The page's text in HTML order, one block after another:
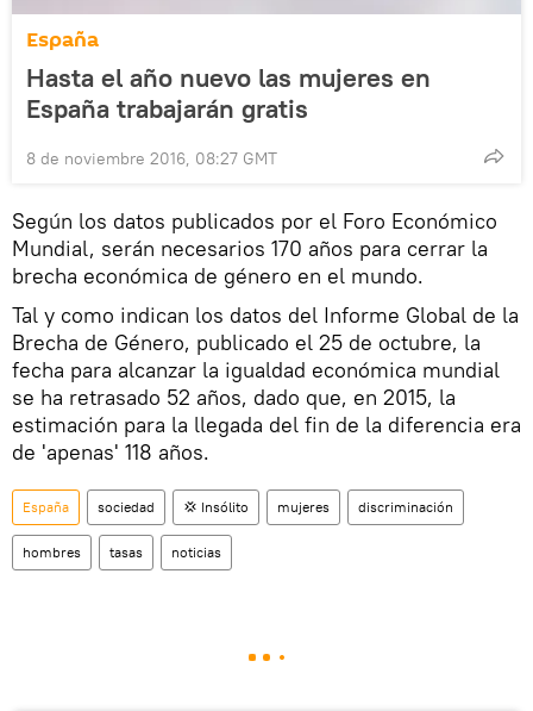
España
Hasta el año nuevo las mujeres en
España trabajarán gratis
8 de noviembre 2016, 08:27 GMT
Según los datos publicados por el Foro Económico
Mundial, serán necesarios 170 años para cerrar la
brecha económica de género en el mundo.
Tal y como indican los datos del Informe Global de la
Brecha de Género, publicado el 25 de octubre, la
fecha para alcanzar la igualdad económica mundial
se ha retrasado 52 años, dado que, en 2015, la
estimación para la llegada del fin de la diferencia era
de 'apenas' 118 años.
España sociedad 💢 Insólito mujeres discriminación
hombres tasas noticias